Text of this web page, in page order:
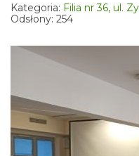
Kategoria: Filia nr 36, ul.
Odsłony: 254